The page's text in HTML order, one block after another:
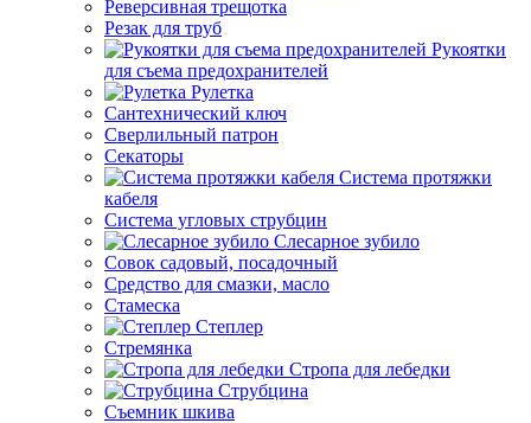
Реверсивная трещотка
Резак для труб
Рукоятки
для съема предохранителей
Рулетка
Сантехнический ключ
Сверлильный патрон
Секаторы
Система протяжки
кабеля
Система угловых струбцин
Слесарное зубило
Совок садовый, посадочный
Средство для смазки, масло
Стамеска
Степлер
Стремянка
Стропа для лебедки
Струбцина
Съемник шкива